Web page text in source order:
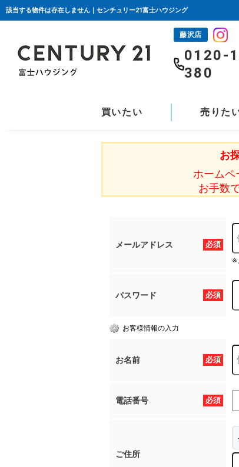
該当する物件は存在しません｜センチュリー21富士ハウジング
藤沢店
0120-
380
買いたい 売りた
お
ホームペ
お手数
必須
メールアドレス
※
必須
パスワード
お客様情報の入力
必須
お名前
必須
電話番号
ご住所